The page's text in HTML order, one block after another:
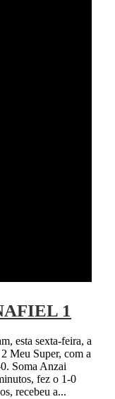
1
esta sexta-feira, a
Meu Super, com a
Soma Anzai
fez o 1-0
recebeu a...